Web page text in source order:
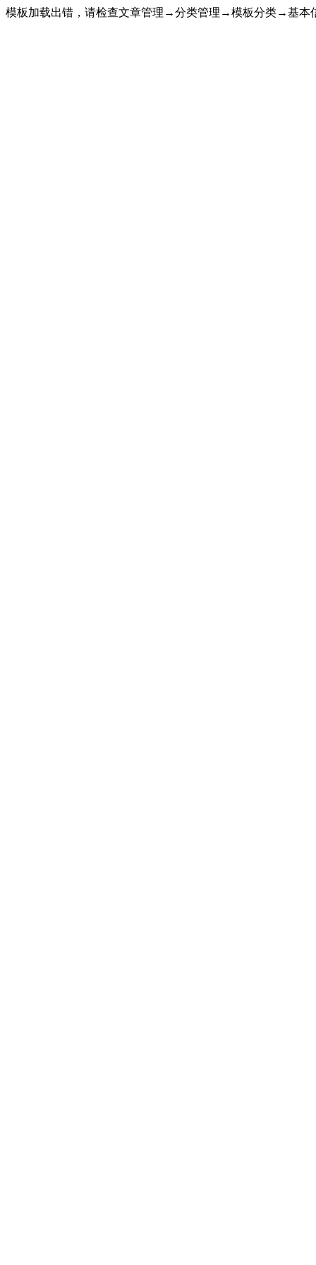
模板加载出错，请检查文章管理→分类管理→模板分类→基本